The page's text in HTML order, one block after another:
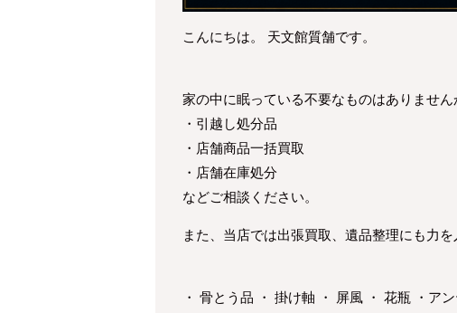
こんにちは。 天文館質舗です。
家の中に眠っている不要なものはありません
・引越し処分品
・店舗商品一括買取
・店舗在庫処分
などご相談ください。
また、当店では出張買取、遺品整理にも力を
・ 骨とう品 ・ 掛け軸 ・ 屏風 ・ 花瓶 ・ア